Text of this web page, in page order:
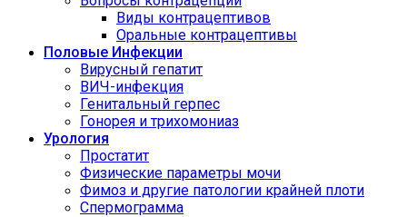
Виды контрацептивов
Оральные контрацептивы
Половые Инфекции
Вирусный гепатит
ВИЧ-инфекция
Генитальный герпес
Гонорея и трихомониаз
Урология
Простатит
Физические параметры мочи
Фимоз и другие патологии крайней плоти
Спермограмма